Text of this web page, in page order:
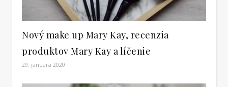
Nový make up Mary Kay, recenzia
produktov Mary Kay a líčenie
29. januára 2020